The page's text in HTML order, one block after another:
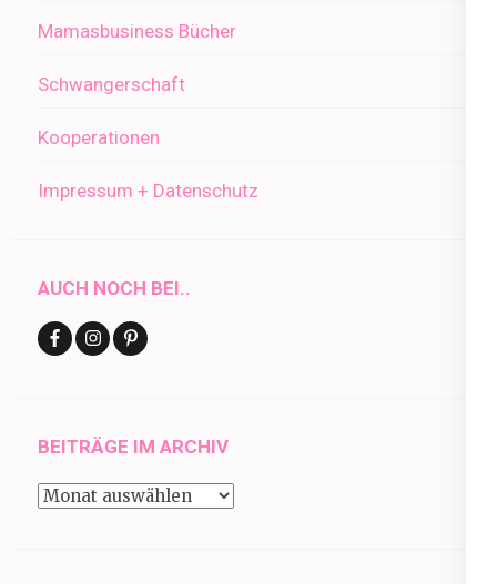
Mamasbusiness Bücher
Schwangerschaft
Kooperationen
Impressum + Datenschutz
AUCH NOCH BEI..
BEITRÄGE IM ARCHIV
Beiträge